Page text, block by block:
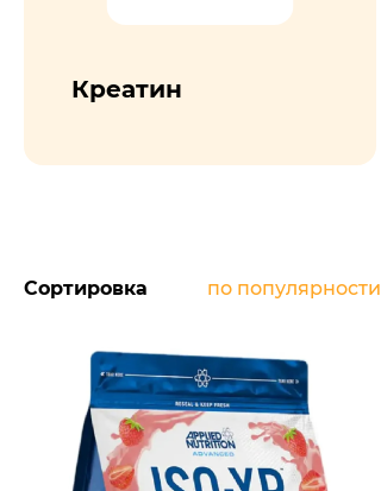
Креатин
Сортировка по популярности